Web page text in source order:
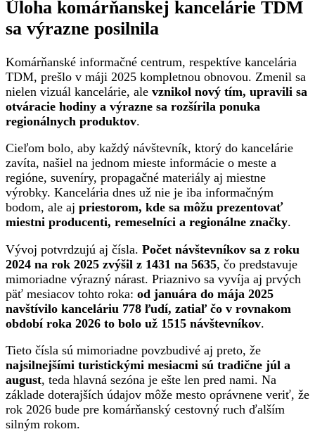
Úloha komárňanskej kancelárie TDM
sa výrazne posilnila
Komárňanské informačné centrum, respektíve kancelária
TDM, prešlo v máji 2025 kompletnou obnovou. Zmenil sa
nielen vizuál kancelárie, ale vznikol nový tím, upravili sa
otváracie hodiny a výrazne sa rozšírila ponuka
regionálnych produktov.
Cieľom bolo, aby každý návštevník, ktorý do kancelárie
zavíta, našiel na jednom mieste informácie o meste a
regióne, suveníry, propagačné materiály aj miestne
výrobky. Kancelária dnes už nie je iba informačným
bodom, ale aj priestorom, kde sa môžu prezentovať
miestni producenti, remeselníci a regionálne značky.
Vývoj potvrdzujú aj čísla. Počet návštevníkov sa z roku
2024 na rok 2025 zvýšil z 1431 na 5635, čo predstavuje
mimoriadne výrazný nárast. Priaznivo sa vyvíja aj prvých
päť mesiacov tohto roka: od januára do mája 2025
navštívilo kanceláriu 778 ľudí, zatiaľ čo v rovnakom
období roka 2026 to bolo už 1515 návštevníkov.
Tieto čísla sú mimoriadne povzbudivé aj preto, že
najsilnejšími turistickými mesiacmi sú tradične júl a
august, teda hlavná sezóna je ešte len pred nami. Na
základe doterajších údajov môže mesto oprávnene veriť, že
rok 2026 bude pre komárňanský cestovný ruch ďalším
silným rokom.